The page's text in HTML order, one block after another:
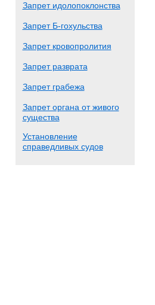
Запрет идолопоклонства
Запрет Б-гохульства
Запрет кровопролития
Запрет разврата
Запрет грабежа
Запрет органа от живого
существа
Установление
справедливых судов